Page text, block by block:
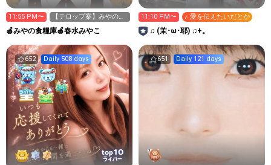
11:55 PM〜
【テロップ案】みやの歌
枠【募集中】
🍎みやの食糧庫🍎春水みやこ
11:10 PM〜 ♪ 愛を伝えたいだとか
♫ (茉⁠･⁠ω⁠･⁠耶) ♫+。
652 Daily 508 days
top10
ライバー
651 Daily 121 days